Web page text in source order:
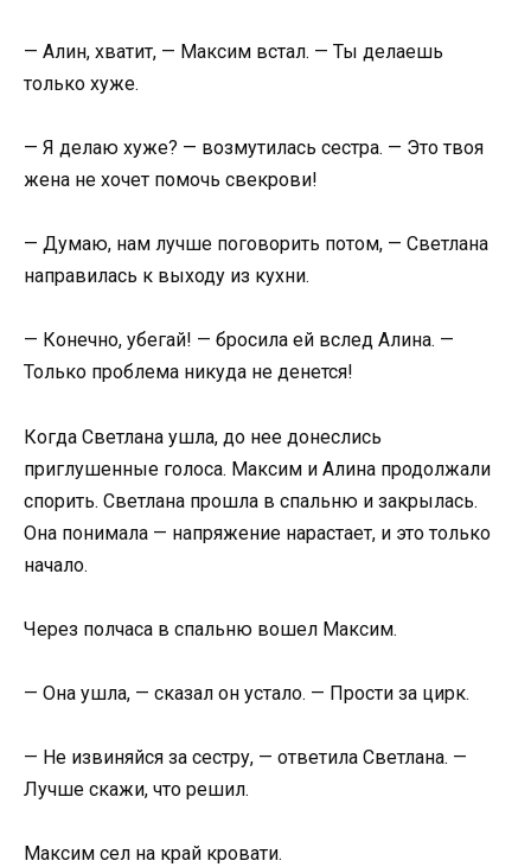
— Алин, хватит, — Максим встал. — Ты делаешь
только хуже.
— Я делаю хуже? — возмутилась сестра. — Это твоя
жена не хочет помочь свекрови!
— Думаю, нам лучше поговорить потом, — Светлана
направилась к выходу из кухни.
— Конечно, убегай! — бросила ей вслед Алина. —
Только проблема никуда не денется!
Когда Светлана ушла, до нее донеслись
приглушенные голоса. Максим и Алина продолжали
спорить. Светлана прошла в спальню и закрылась.
Она понимала — напряжение нарастает, и это только
начало.
Через полчаса в спальню вошел Максим.
— Она ушла, — сказал он устало. — Прости за цирк.
— Не извиняйся за сестру, — ответила Светлана. —
Лучше скажи, что решил.
Максим сел на край кровати.